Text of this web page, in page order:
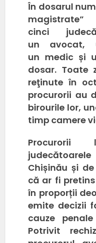
În dosarul
cinci
un avocat,
un medic și
dosar. Toate
reţinute în
procurorii au
birourile lor,
timp camere
Chișinău și
că ar fi
în proporții
emite decizii
cauze
Potrivit